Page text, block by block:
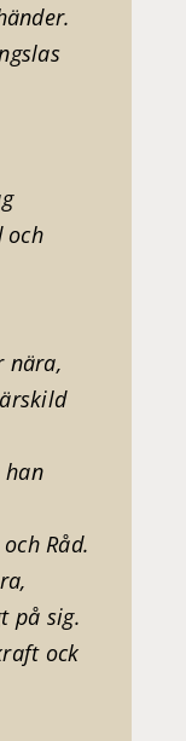
och
nära,
han
Råd.
på sig.
ock